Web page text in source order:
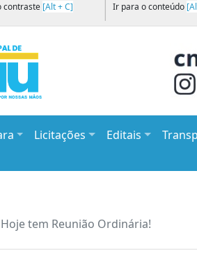
contraste [Alt + C] Ir para o conteúdo
Licitações Editais
Hoje tem Reunião Ordinária!